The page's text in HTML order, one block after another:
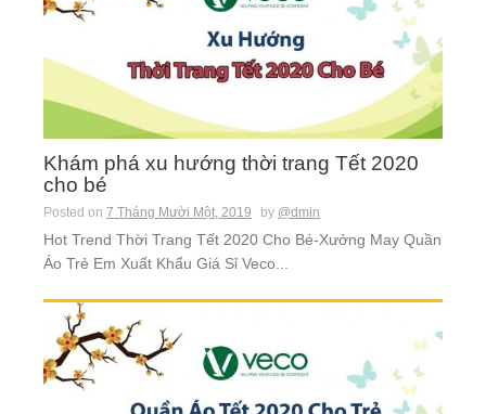
Khám phá xu hướng thời trang Tết 2020
cho bé
Posted on 7 Tháng Mười Một, 2019 by @dmin
Hot Trend Thời Trang Tết 2020 Cho Bé-Xưởng May Quần
Áo Trẻ Em Xuất Khẩu Giá Sỉ Veco...